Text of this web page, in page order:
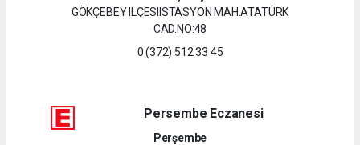
GÖKÇEBEY ILÇESIISTASYON MAH.ATATÜRK
CAD.NO:48
0 (372) 512 33 45
Persembe Eczanesi
Perşembe